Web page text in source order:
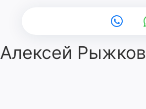
Алексей Рыжков